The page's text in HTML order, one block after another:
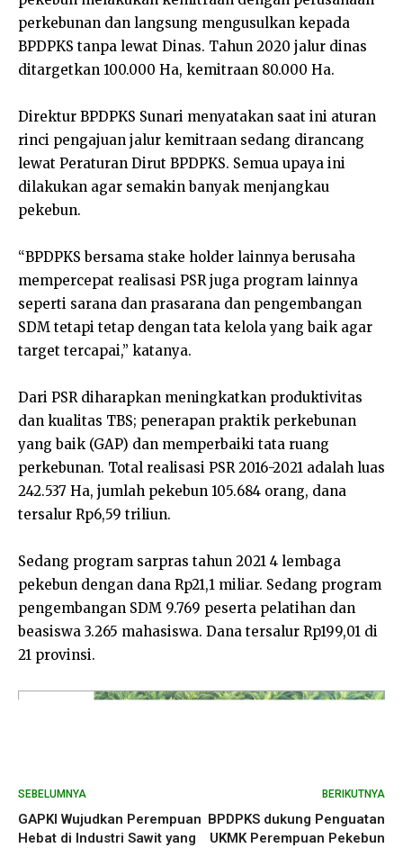
perkebunan dan langsung mengusulkan kepada
BPDPKS tanpa lewat Dinas. Tahun 2020 jalur dinas
ditargetkan 100.000 Ha, kemitraan 80.000 Ha.
Direktur BPDPKS Sunari menyatakan saat ini aturan
rinci pengajuan jalur kemitraan sedang dirancang
lewat Peraturan Dirut BPDPKS. Semua upaya ini
dilakukan agar semakin banyak menjangkau
pekebun.
“BPDPKS bersama stake holder lainnya berusaha
mempercepat realisasi PSR juga program lainnya
seperti sarana dan prasarana dan pengembangan
SDM tetapi tetap dengan tata kelola yang baik agar
target tercapai,” katanya.
Dari PSR diharapkan meningkatkan produktivitas
dan kualitas TBS; penerapan praktik perkebunan
yang baik (GAP) dan memperbaiki tata ruang
perkebunan. Total realisasi PSR 2016-2021 adalah luas
242.537 Ha, jumlah pekebun 105.684 orang, dana
tersalur Rp6,59 triliun.
Sedang program sarpras tahun 2021 4 lembaga
pekebun dengan dana Rp21,1 miliar. Sedang program
pengembangan SDM 9.769 peserta pelatihan dan
beasiswa 3.265 mahasiswa. Dana tersalur Rp199,01 di
21 provinsi.
SEBELUMNYA
GAPKI Wujudkan Perempuan
Hebat di Industri Sawit yang
BERIKUTNYA
BPDPKS dukung Penguatan
UKMK Perempuan Pekebun